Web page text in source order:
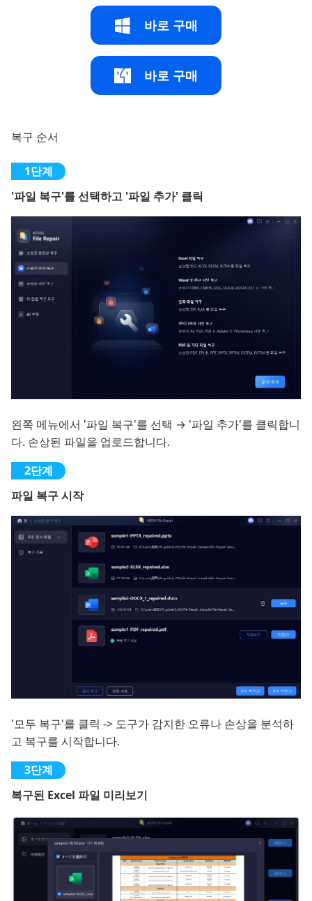
바로 구매
바로 구매
복구 순서
'파일 복구'를 선택하고 '파일 추가' 클릭
왼쪽 메뉴에서 '파일 복구'를 선택 → '파일 추가'를 클릭합니
다. 손상된 파일을 업로드합니다.
파일 복구 시작
'모두 복구'를 클릭 -> 도구가 감지한 오류나 손상을 분석하
고 복구를 시작합니다.
복구된 Excel 파일 미리보기